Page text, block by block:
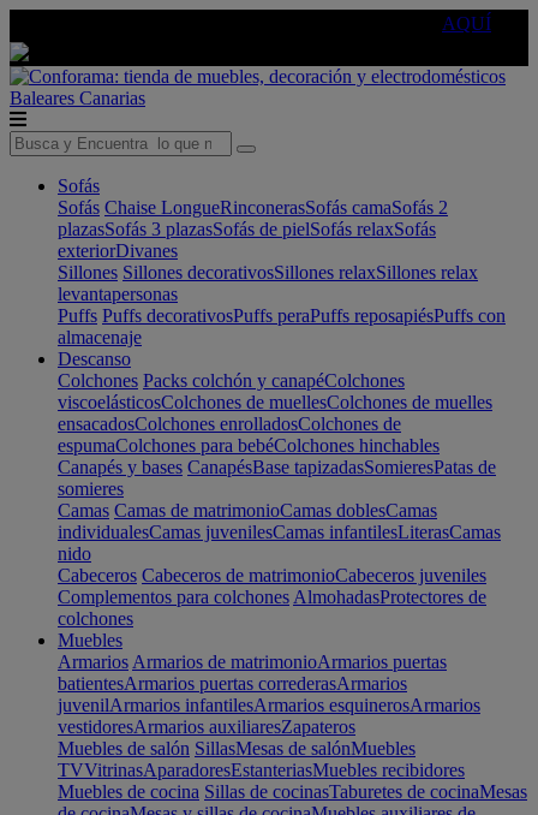
AQUÍ
Baleares Canarias
Sofás
Sofás Chaise LongueRinconerasSofás camaSofás 2
plazasSofás 3 plazasSofás de pielSofás relaxSofás
exteriorDivanes
Sillones Sillones decorativosSillones relaxSillones relax
levantapersonas
Puffs Puffs decorativosPuffs peraPuffs reposapiésPuffs con
almacenaje
Descanso
Colchones Packs colchón y canapéColchones
viscoelásticosColchones de muellesColchones de muelles
ensacadosColchones enrolladosColchones de
espumaColchones para bebéColchones hinchables
Canapés y bases CanapésBase tapizadasSomieresPatas de
somieres
Camas Camas de matrimonioCamas doblesCamas
individualesCamas juvenilesCamas infantilesLiterasCamas
nido
Cabeceros Cabeceros de matrimonioCabeceros juveniles
Complementos para colchones AlmohadasProtectores de
colchones
Muebles
Armarios Armarios de matrimonioArmarios puertas
batientesArmarios puertas correderasArmarios
juvenilArmarios infantilesArmarios esquinerosArmarios
vestidoresArmarios auxiliaresZapateros
Muebles de salón SillasMesas de salónMuebles
TVVitrinasAparadoresEstanteriasMuebles recibidores
Muebles de cocina Sillas de cocinasTaburetes de cocinaMesas